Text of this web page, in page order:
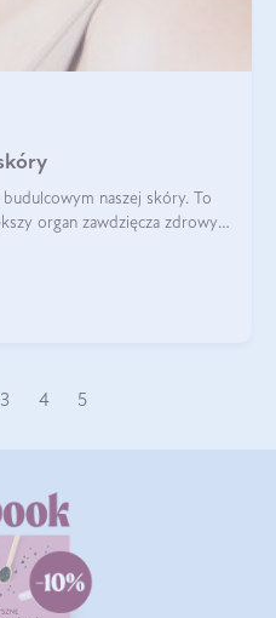
naszej skóry. To
organ zawdzięcza zdrowy
3 4 5